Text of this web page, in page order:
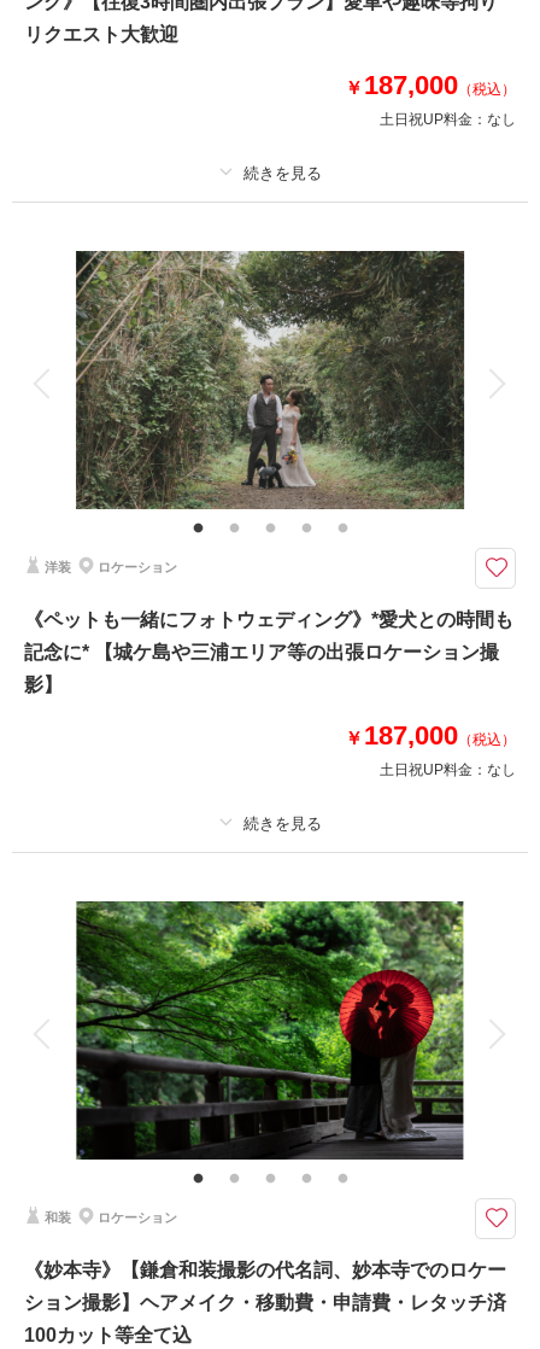
●衣装:ドレス1着レンタル
撮影日：2025年6月23日
相談予約する
来店・オンライン
撮影日の空き
を確認する
リクエスト大歓迎
￥ 187,000 （税込）
土日祝UP料金： なし
撮影料 新婦衣装1着 新郎衣装1着
着付け ヘアメイク 小物一式
アルバム データ 150 カット 台紙付写真
衣装追加 会食 挙式
家族と撮影 家族用衣装レンタル ペットと撮影
その他含むもの
撮影データ150カット（納期3週間/レタッチ済）・ヘアメイク・撮影アテン
ド・アクセサリー類レンタル・ベールレンタル・セミオーダードライブーケ
【お好みアイテムで2人らしい撮影】趣味を取り入れた”オリジナルフォト
ウェディング” 愛車、キャンプ、スノボ等お気軽にご相談下さい
●データ:約150カット(色味補正等レタッチ済)
●納期:約3週間
●衣装:国内外からセレクトしたドレスより1着レンタル
撮影日：2024年9月18日
相談予約する
来店・オンライン
撮影日の空き
を確認する
洋装 ロケーション
《ペットも一緒にフォトウェディング》*愛犬との時間も
記念に* 【城ケ島や三浦エリア等の出張ロケーション撮
影】
￥ 187,000 （税込）
土日祝UP料金： なし
撮影料 新婦衣装1着 新郎衣装1着
着付け ヘアメイク 小物一式
アルバム データ 150 カット 台紙付写真
衣装追加 会食 挙式
家族と撮影 家族用衣装レンタル ペットと撮影
その他含むもの
150カットデータ（納期約3週間/レタッチ済）・ヘアメイク・撮影アテン
ド・アクセサリー類レンタル・ベールレンタル・セミオーダーブーケブーケ
（撮影後記念にお持ち帰り可）
お散歩しながら一緒に撮影ができる// もちろんお二人だけでの撮影も行いま
⚫︎葉山・三浦エリアロケーション撮影
⚫︎データ：約150カット（色味補正等レタッチ済）
⚫︎納期：約3週間
和装 ロケーション
《妙本寺》【鎌倉和装撮影の代名詞、妙本寺でのロケー
ション撮影】ヘアメイク・移動費・申請費・レタッチ済
100カット等全て込